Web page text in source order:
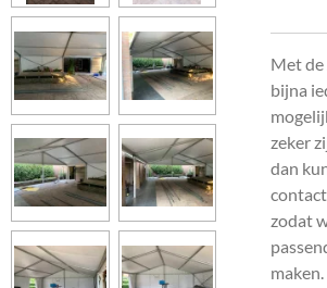
Met
bijna
zeker
dan
zodat
maken.